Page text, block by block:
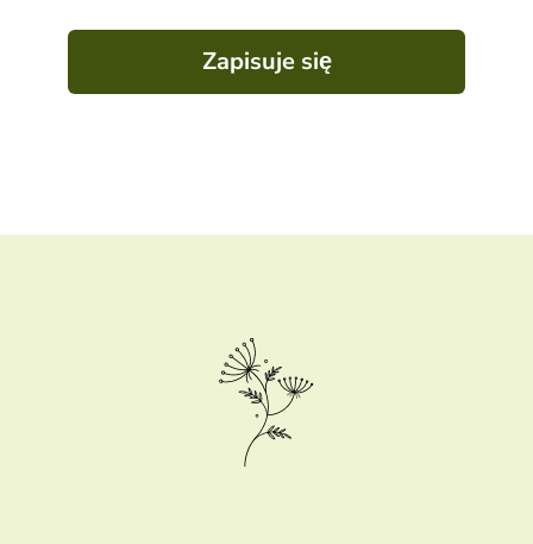
Zapisuje się